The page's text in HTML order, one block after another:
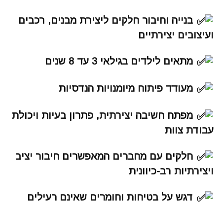
בנייה וחיבור חלקים ליצירת מבנים, רכבים
ועיצובים יצירתיים
מתאים לילדים בגילאי 3 עד 8 שנים
מעודד פיתוח מיומנויות הנדסיות
מפתח חשיבה יצירתית, פתרון בעיות ויכולת
עבודת צוות
חלקים עם מחברים המאפשרים חיבור יציב
ויצירתיות רב-כיוונית
דגש על בטיחות וחומרים שאינם רעילים